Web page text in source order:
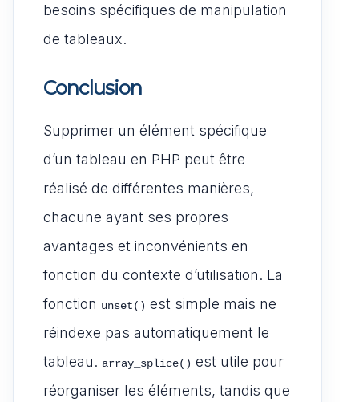
besoins spécifiques de manipulation
de tableaux.
Conclusion
Supprimer un élément spécifique
d’un tableau en PHP peut être
réalisé de différentes manières,
chacune ayant ses propres
avantages et inconvénients en
fonction du contexte d’utilisation. La
fonction unset() est simple mais ne
réindexe pas automatiquement le
tableau. array_splice() est utile pour
réorganiser les éléments, tandis que